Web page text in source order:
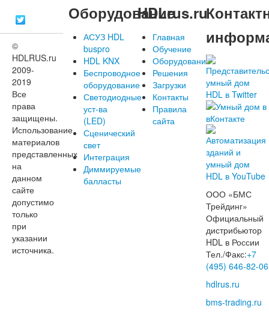
©
HDLRUS.ru
2009-
2019
Все
права
защищены.
Использование
материалов
представленных
на
данном
сайте
допустимо
только
при
указании
источника.
Оборудование
АСУЗ HDL
buspro
HDL KNX
Беспроводное
оборудование
Светодиодные
уст-ва
(LED)
Сценический
свет
Интеграция
Диммируемые
балласты
HDLrus.ru
Главная
Обучение
Оборудование
Решения
Загрузки
Контакты
Правила
сайта
ООО «БМС
Трейдинг»
Официальный
дистрибьютор
HDL в России
Тел./Факс:+7
(495) 646-82-06
hdlrus.ru
bms-trading.ru